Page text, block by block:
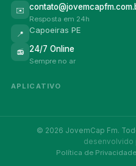
✉️
Resposta em 24h
📍 Capoeiras PE
📻 24/7 Online
Sempre no ar
APLICATIVO
© 2026 JovemCap Fm.
desenvolvido
Política de Privacidade